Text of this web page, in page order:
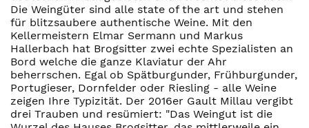
Die Weingüter sind alle state of the art und stehen
für blitzsaubere authentische Weine. Mit den
Kellermeistern Elmar Sermann und Markus
Hallerbach hat Brogsitter zwei echte Spezialisten an
Bord welche die ganze Klaviatur der Ahr
beherrschen. Egal ob Spätburgunder, Frühburgunder,
Portugieser, Dornfelder oder Riesling - alle Weine
zeigen Ihre Typizität. Der 2016er Gault Millau vergibt
drei Trauben und resümiert: "Das Weingut ist die